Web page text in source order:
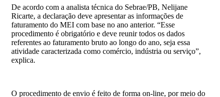
De acordo com a analista técnica do Sebrae/PB, Nelijane
Ricarte, a declaração deve apresentar as informações de
faturamento do MEI com base no ano anterior. “Esse
procedimento é obrigatório e deve reunir todos os dados
referentes ao faturamento bruto ao longo do ano, seja essa
atividade caracterizada como comércio, indústria ou serviço”,
explica.
O procedimento de envio é feito de forma on-line, por meio do